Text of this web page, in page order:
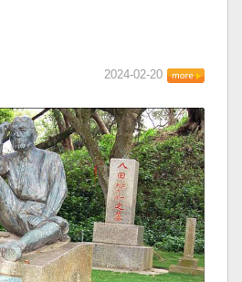
2024-02-20